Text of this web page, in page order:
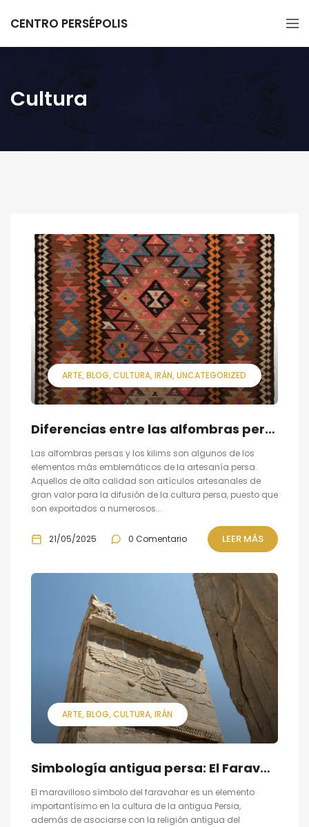
CENTRO PERSÉPOLIS
Cultura
ARTE BLOG CULTURA IRÁN UNCATEGORIZED
Diferencias entre las alfombras persas y los kilims
Las alfombras persas y los kilims son algunos de los
elementos más emblemáticos de la artesanía persa.
Aquellos de alta calidad son artículos artesanales de
gran valor para la difusión de la cultura persa, puesto que
son exportados a numerosos...
21/05/2025 0 Comentario LEER MÁS
ARTE BLOG CULTURA IRÁN
Simbología antigua persa: El Faravahar
El maravilloso símbolo del faravahar es un elemento
importantísimo en la cultura de la antigua Persia,
además de asociarse con la religión antigua del